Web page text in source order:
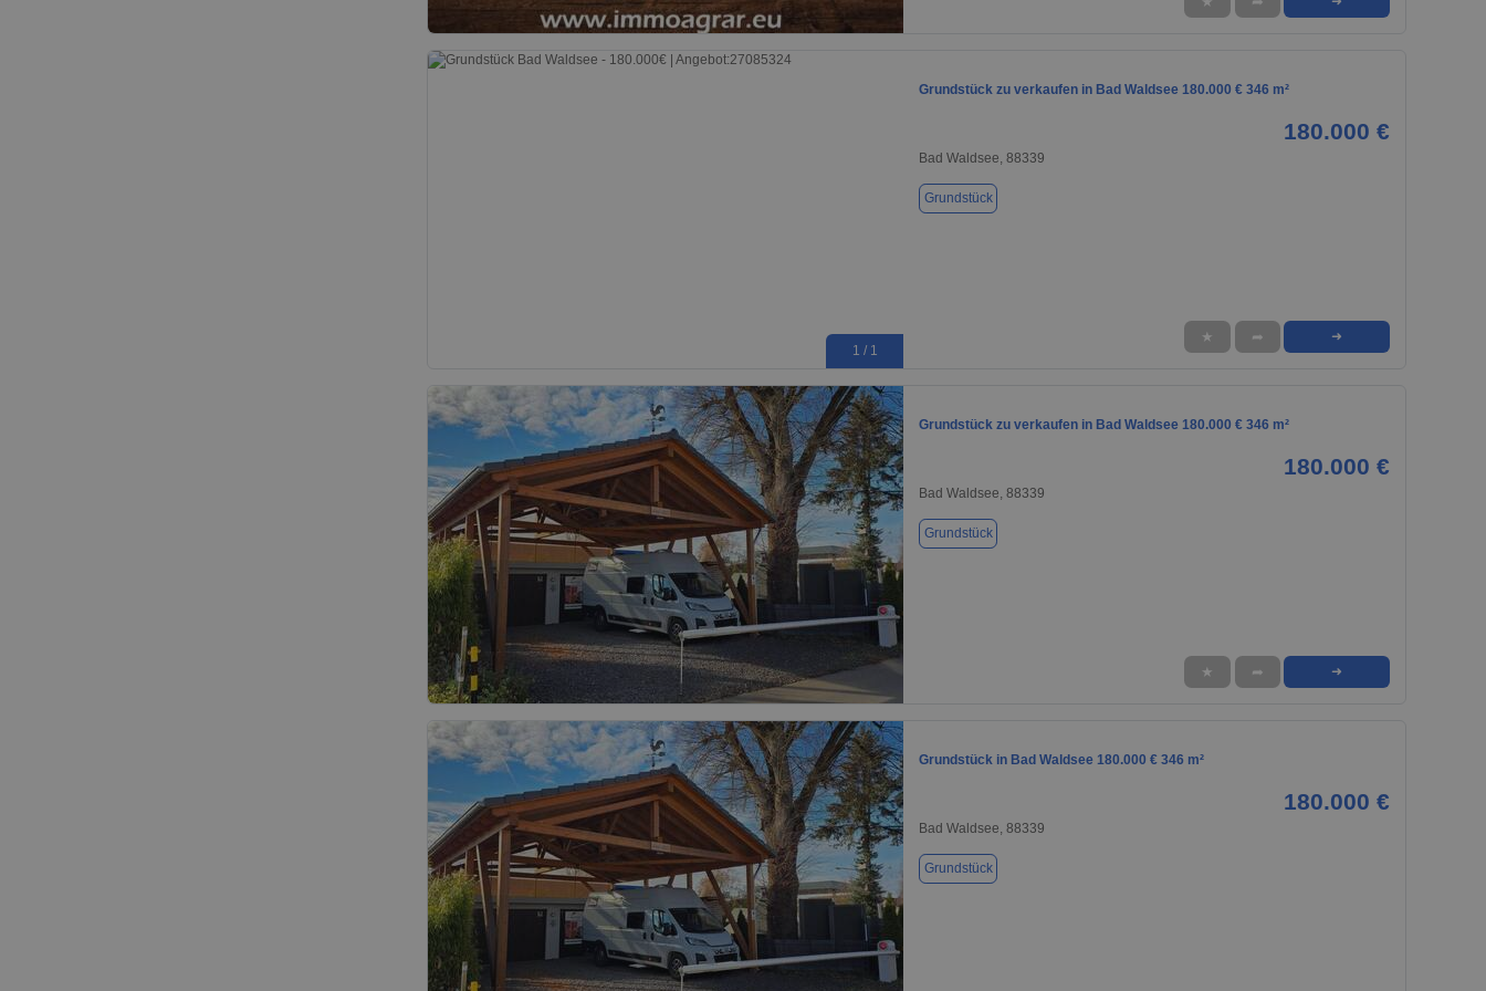
1 / 1
Grundstück zu verkaufen in Bad Waldsee 180.000 € 346 m²
180.000 €
Bad Waldsee, 88339
Grundstück
★ ➦ ➜
1 / 1
Grundstück zu verkaufen in Bad Waldsee 180.000 € 346 m²
180.000 €
Bad Waldsee, 88339
Grundstück
★ ➦ ➜
Grundstück in Bad Waldsee 180.000 € 346 m²
180.000 €
Bad Waldsee, 88339
Grundstück